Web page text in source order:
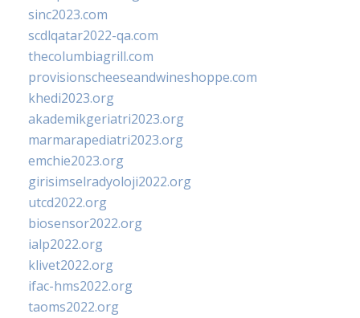
sinc2023.com
scdlqatar2022-qa.com
thecolumbiagrill.com
provisionscheeseandwineshoppe.com
khedi2023.org
akademikgeriatri2023.org
marmarapediatri2023.org
emchie2023.org
girisimselradyoloji2022.org
utcd2022.org
biosensor2022.org
ialp2022.org
klivet2022.org
ifac-hms2022.org
taoms2022.org